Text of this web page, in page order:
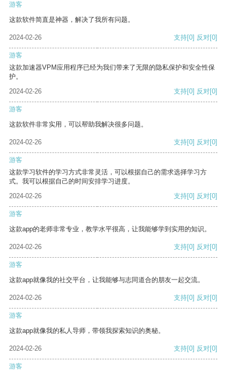
游客
这款软件简直是神器，解决了我所有问题。
2024-02-26 支持[0] 反对[0]
游客
这款加速器VPM应用程序已经为我们带来了无限的隐私保护和安全性保
护。
2024-02-26
支持[0] 反对[0]
游客
这款软件非常实用，可以帮助我解决很多问题。
2024-02-26 支持[0] 反对[0]
游客
这款学习软件的学习方式非常灵活，可以根据自己的需求选择学习方
式。我可以根据自己的时间安排学习进度。
2024-02-26
支持[0] 反对[0]
游客
这款app的老师非常专业，教学水平很高，让我能够学到实用的知识。
2024-02-26 支持[0] 反对[0]
游客
这款app就像我的社交平台，让我能够与志同道合的朋友一起交流。
2024-02-26 支持[0] 反对[0]
游客
这款app就像我的私人导师，带领我探索知识的奥秘。
2024-02-26 支持[0] 反对[0]
游客